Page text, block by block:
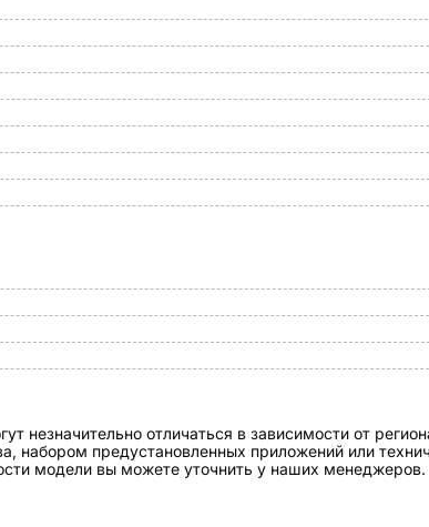
незначительно отличаться в зависимости от
набором предустановленных приложений или
модели вы можете уточнить у наших менеджеров.